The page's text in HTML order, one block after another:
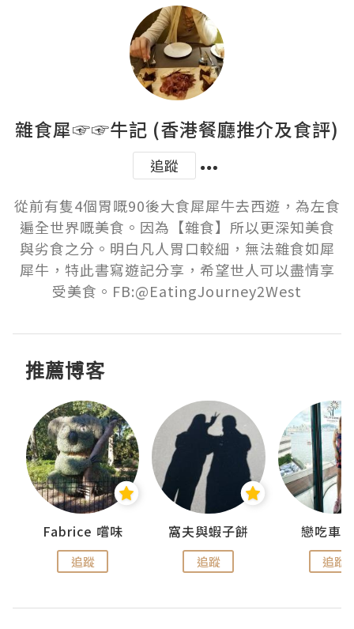
雜食犀☞☞牛記 (香港餐廳推介及食評)
追蹤
從前有隻4個胃嘅90後大食犀犀牛去西遊，為左食
遍全世界嘅美食。因為【雜食】所以更深知美食
與劣食之分。明白凡人胃口較細，無法雜食如犀
犀牛，特此書寫遊記分享，希望世人可以盡情享
受美食。FB:@EatingJourney2West
推薦博客
Fabrice 嚐味
追蹤
窩夫與蝦子餅
追蹤
戀吃車
追蹤